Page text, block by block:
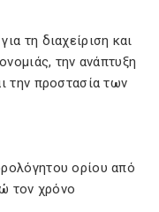
τη διαχείριση και
την ανάπτυξη
την προστασία των
ορίου από
τον χρόνο